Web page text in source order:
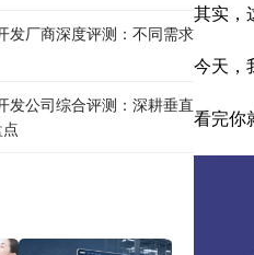
其实，
今天，
看完你
发厂商深度评测：不同需求
发公司综合评测：深耕垂直